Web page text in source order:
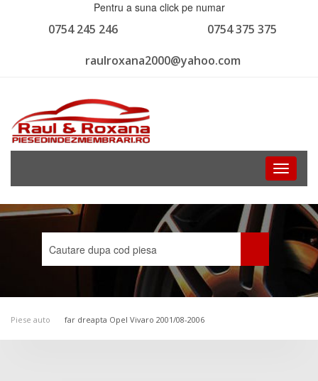
Pentru a suna click pe numar
0754 375 375
0754 245 246
raulroxana2000@yahoo.com
Toggle
Piese auto far dreapta Opel Vivaro 2001/08-2006